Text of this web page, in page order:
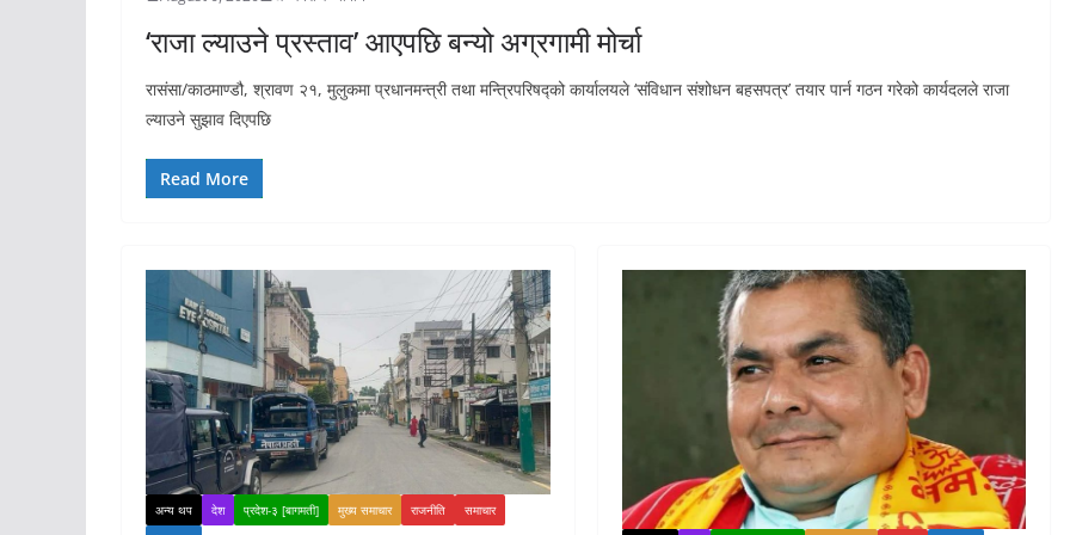
‘राजा ल्याउने प्रस्ताव’ आएपछि बन्यो अग्रगामी मोर्चा
रासंसा/काठमाण्डौ, श्रावण २१, मुलुकमा प्रधानमन्त्री तथा मन्त्रिपरिषद्को कार्यालयले ‘संविधान संशोधन बहसपत्र’ तयार पार्न गठन गरेको कार्यदलले राजा
ल्याउने सुझाव दिएपछि
Read More
अन्य थप देश प्रदेश-३ [बागमती] मुख्य समाचार राजनीति
समाचार